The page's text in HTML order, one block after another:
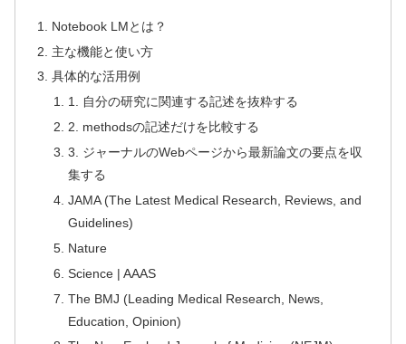
Notebook LMとは？
主な機能と使い方
具体的な活用例
1. 自分の研究に関連する記述を抜粋する
2. methodsの記述だけを比較する
3. ジャーナルのWebページから最新論文の要点を収
集する
JAMA (The Latest Medical Research, Reviews, and
Guidelines)
Nature
Science | AAAS
The BMJ (Leading Medical Research, News,
Education, Opinion)